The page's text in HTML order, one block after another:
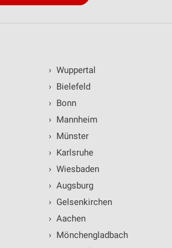
› Wuppertal
› Bielefeld
› Bonn
› Mannheim
› Münster
› Karlsruhe
› Wiesbaden
› Augsburg
› Gelsenkirchen
› Aachen
› Mönchengladbach